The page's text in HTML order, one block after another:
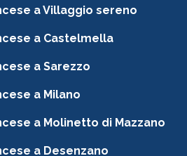
a Villaggio sereno
a Castelmella
a Sarezzo
a Milano
a Molinetto di Mazzano
a Desenzano